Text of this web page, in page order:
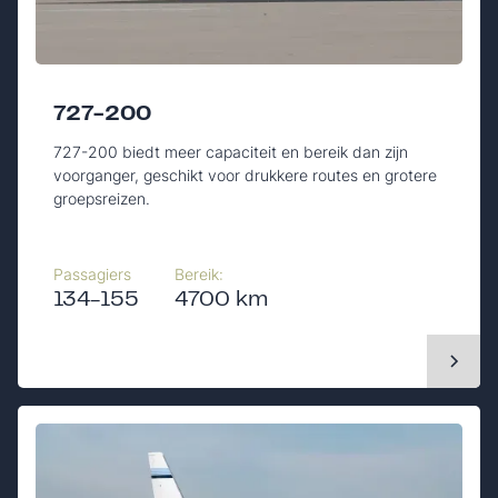
727-200
727-200 biedt meer capaciteit en bereik dan zijn
voorganger, geschikt voor drukkere routes en grotere
groepsreizen.
Passagiers
134-155
Bereik:
4700 km